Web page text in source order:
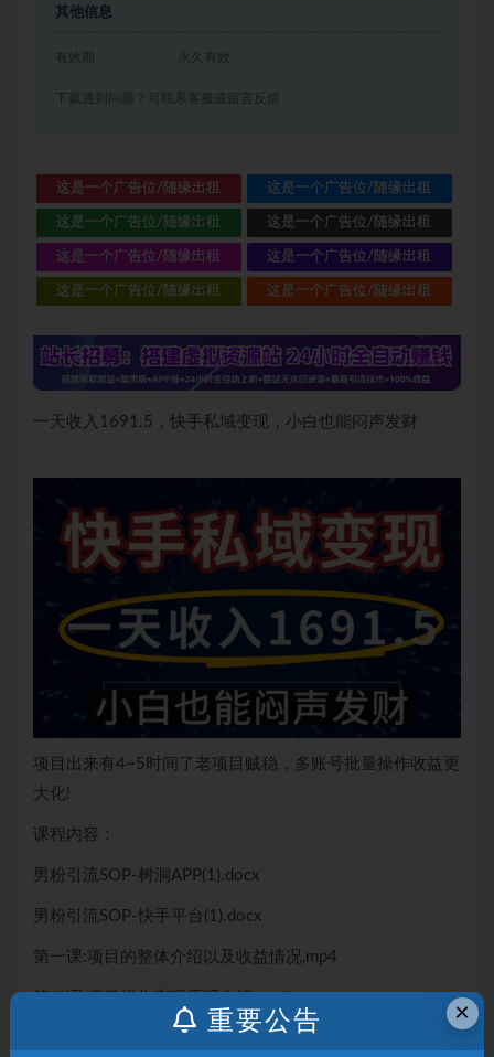
其他信息
有效期 永久有效
下载遇到问题？可联系客服或留言反馈
这是一个广告位/随缘出租 这是一个广告位/随缘出租
这是一个广告位/随缘出租 这是一个广告位/随缘出租
这是一个广告位/随缘出租 这是一个广告位/随缘出租
这是一个广告位/随缘出租 这是一个广告位/随缘出租
一天收入1691.5，快手私域变现，小白也能闷声发财
项目出来有4~5时间了老项目贼稳，多账号批量操作收益更
大化!
课程内容：
男粉引流SOP-树洞APP(1).docx
男粉引流SOP-快手平台(1).docx
第一课:项目的整体介绍以及收益情况,mp4
第二课:项目操作变现原理介绍.mp4
第三课:前期准备工作需要用到哪些工具跟资料,mp4
×
重要公告